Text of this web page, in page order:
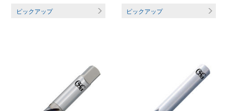
ピックアップ ピックアップ